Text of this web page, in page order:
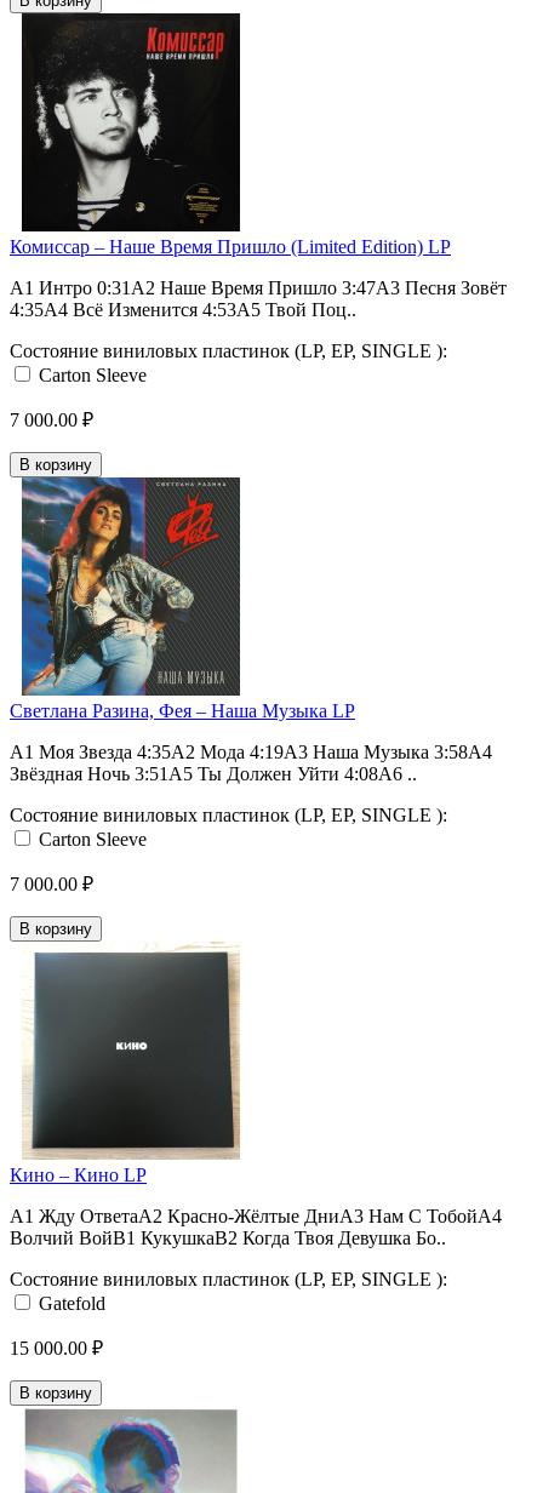
Комиссар – Наше Время Пришло (Limited Edition) LP
A1 Интро 0:31A2 Наше Время Пришло 3:47A3 Песня Зовёт
4:35A4 Всё Изменится 4:53A5 Твой Поц..
Состояние виниловых пластинок (LP, EP, SINGLE ):
Carton Sleeve
7 000.00 ₽
В корзину
Светлана Разина, Фея – Наша Музыка LP
A1 Моя Звезда 4:35A2 Мода 4:19A3 Наша Музыка 3:58A4
Звёздная Ночь 3:51A5 Ты Должен Уйти 4:08A6 ..
Состояние виниловых пластинок (LP, EP, SINGLE ):
Carton Sleeve
7 000.00 ₽
В корзину
Кино – Кино LP
A1 Жду ОтветаA2 Красно-Жёлтые ДниA3 Нам С ТобойA4
Волчий ВойB1 КукушкаB2 Когда Твоя Девушка Бо..
Состояние виниловых пластинок (LP, EP, SINGLE ):
Gatefold
15 000.00 ₽
В корзину